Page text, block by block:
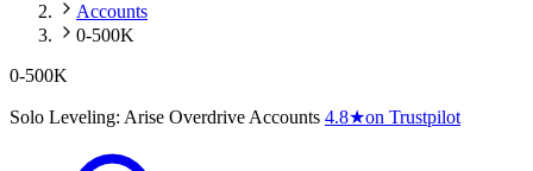
Accounts
0-500K
0-500K
Solo Leveling: Arise Overdrive Accounts 4.8★on Trustpilot